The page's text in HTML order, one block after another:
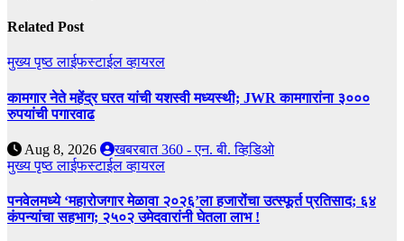
Related Post
मुख्य पृष्ठलाईफस्टाईलव्हायरल
कामगार नेते महेंद्र घरत यांची यशस्वी मध्यस्थी; JWR कामगारांना ३०००
रुपयांची पगारवाढ
Aug 8, 2026
खबरबात 360 - एन. बी. व्हिडिओ
मुख्य पृष्ठलाईफस्टाईलव्हायरल
पनवेलमध्ये ‘महारोजगार मेळावा २०२६’ला हजारोंचा उत्स्फूर्त प्रतिसाद; ६४
कंपन्यांचा सहभाग; २५०२ उमेदवारांनी घेतला लाभ !